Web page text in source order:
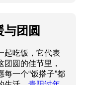
团圆
起吃饭，它代表
圆的佳节里，
一个“饭搭子”都